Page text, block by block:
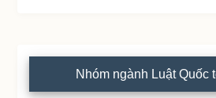
Nhóm ngành Luật Quốc